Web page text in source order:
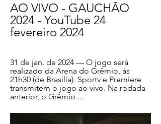
AO VIVO - GAUCHÃO
2024 - YouTube 24
fevereiro 2024
31 de jan. de 2024 — O jogo será
realizado da Arena do Grêmio, às
21h30 (de Brasília). Sportv e Premiere
transmitem o jogo ao vivo. Na rodada
anterior, o Grêmio ...